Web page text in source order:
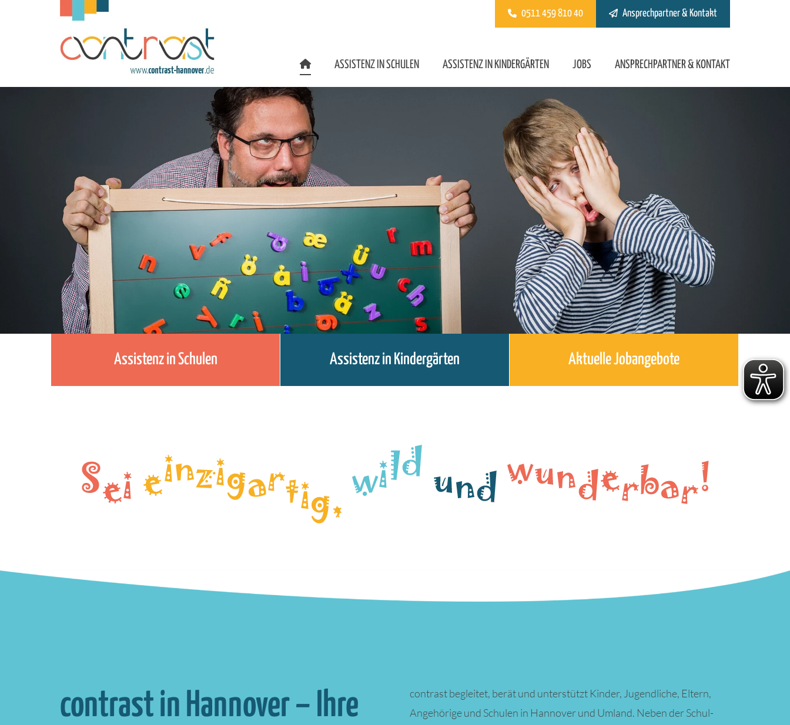
Ansprechpartner & Kontakt
0511 459 810 40
ASSISTENZ IN SCHULEN ASSISTENZ IN KINDERGÄRTEN JOBS ANSPRECHPARTNER & KONTAKT
Assistenz in Schulen Assistenz in Kindergärten Aktuelle Jobangebote
contrast in Hannover – Ihre
contrast begleitet, berät und unter­stützt Kinder, Jugendliche, Eltern,
Angehörige und Schulen in Hannover und Umland. Neben der Schul­